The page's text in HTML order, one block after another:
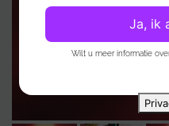
Wilt u meer informatie
Ja, ik